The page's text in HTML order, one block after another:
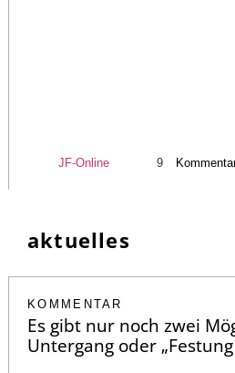
JF-Online 9
aktuelles
KOMMENTAR
Es gibt nur noch zwei
Untergang oder